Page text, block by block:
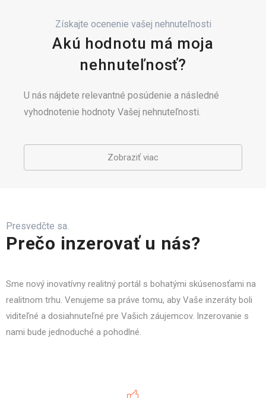
Získajte ocenenie vašej nehnuteľnosti
Akú hodnotu má moja
nehnuteľnosť?
U nás nájdete relevantné posúdenie a následné
vyhodnotenie hodnoty Vašej nehnuteľnosti.
Zobraziť viac
Presvedčte sa.
Prečo inzerovať u nás?
Sme nový inovatívny realitný portál s bohatými skúsenosťami na
realitnom trhu. Venujeme sa práve tomu, aby Vaše inzeráty boli
viditeľné a dosiahnuteľné pre Vašich záujemcov. Inzerovanie s
nami bude jednoduché a pohodlné.